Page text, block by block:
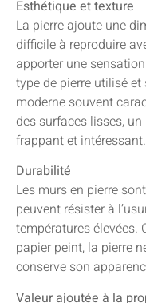
Esthétique et texture
La pierre ajoute une
difficile à reproduire
apporter une
type de pierre utilisé
moderne souvent
des surfaces lisses,
frappant et intéressant.
Durabilité
Les murs en pierre
peuvent résister à
températures élevées.
papier peint, la pierre
conserve son
Valeur ajoutée à la